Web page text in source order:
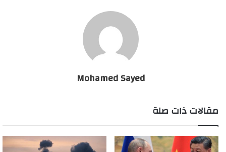
وقائع الحادثة
Mohamed Sayed
مقالات ذات صلة